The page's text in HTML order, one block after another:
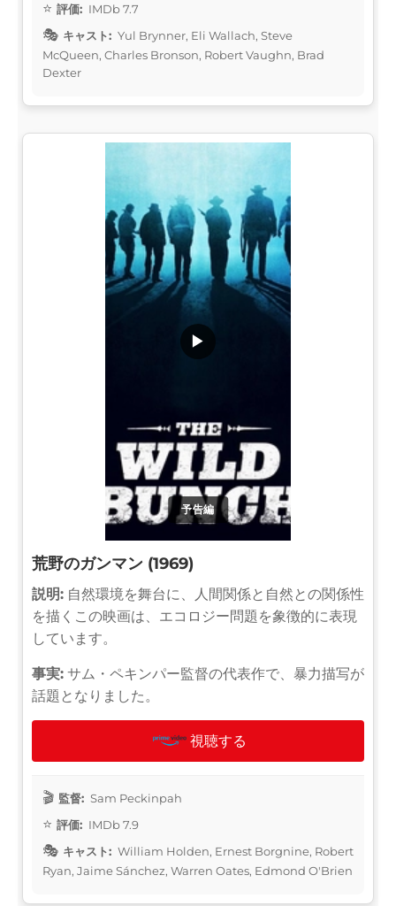
評価: IMDb 7.7
キャスト: Yul Brynner, Eli Wallach, Steve
McQueen, Charles Bronson, Robert Vaughn, Brad
Dexter
予告編
▶
荒野のガンマン (1969)
説明: 自然環境を舞台に、人間関係と自然との関係性
を描くこの映画は、エコロジー問題を象徴的に表現
しています。
事実: サム・ペキンパー監督の代表作で、暴力描写が
話題となりました。
視聴する
監督: Sam Peckinpah
評価: IMDb 7.9
キャスト: William Holden, Ernest Borgnine, Robert
Ryan, Jaime Sánchez, Warren Oates, Edmond O'Brien